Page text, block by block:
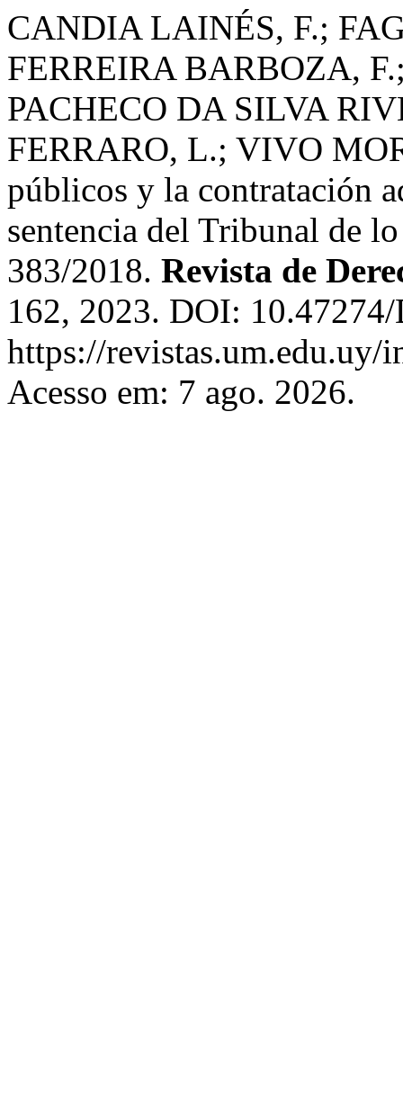
CANDIA LAINÉS, F.;
FERREIRA BARBOZA,
PACHECO DA SILVA
FERRARO, L.; VIVO
públicos y la contratación
sentencia del Tribunal de
383/2018. Revista de
162, 2023. DOI:
https://revistas.um.edu.uy/
Acesso em: 7 ago. 2026.